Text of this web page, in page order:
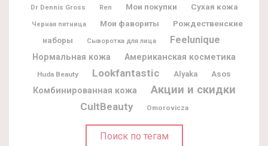
Dr Dennis Gross Ren Мои покупки Сухая кожа
Черная пятница Мои фавориты
Рождественские
наборы
Сыворотка для лица Feelunique
Нормальная кожа Американская косметика
Huda Beauty Lookfantastic Alyaka Asos
Комбинированная кожа Акции и скидки
CultBeauty Omorovicza
Поиск по тегам